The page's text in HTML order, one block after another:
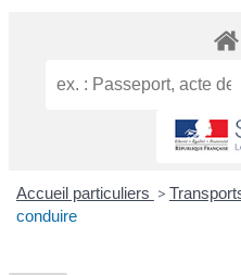
Accueil particuliers >
conduire